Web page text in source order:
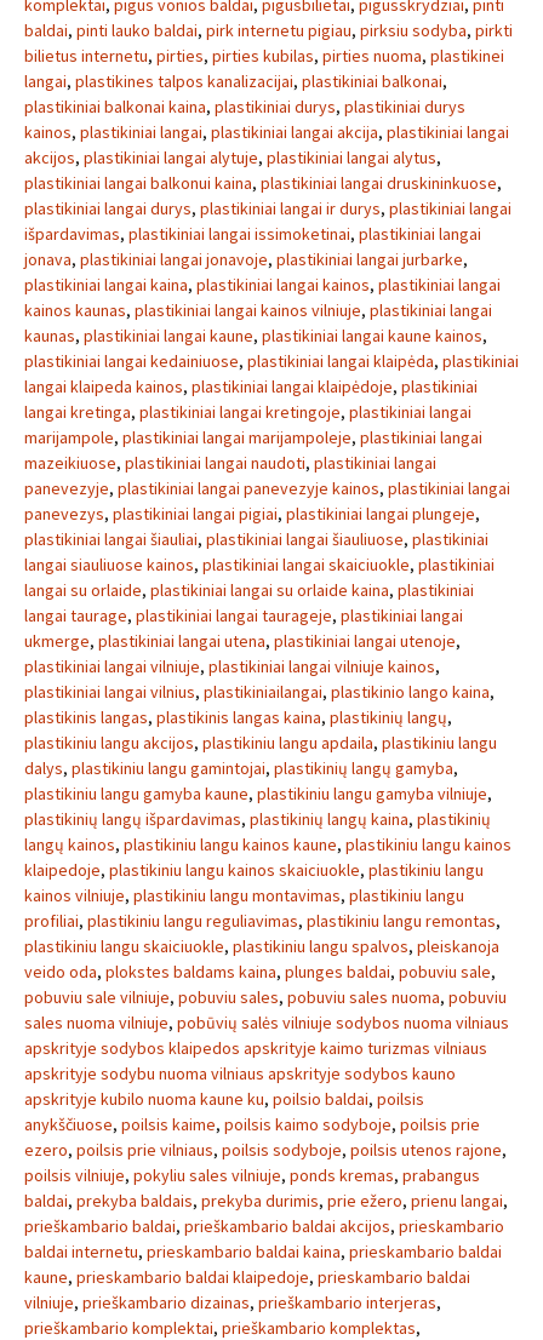
komplektai, pigus vonios baldai, pigusbilietai, pigusskrydziai, pinti
baldai, pinti lauko baldai, pirk internetu pigiau, pirksiu sodyba, pirkti
bilietus internetu, pirties, pirties kubilas, pirties nuoma, plastikinei
langai, plastikines talpos kanalizacijai, plastikiniai balkonai,
plastikiniai balkonai kaina, plastikiniai durys, plastikiniai durys
kainos, plastikiniai langai, plastikiniai langai akcija, plastikiniai langai
akcijos, plastikiniai langai alytuje, plastikiniai langai alytus,
plastikiniai langai balkonui kaina, plastikiniai langai druskininkuose,
plastikiniai langai durys, plastikiniai langai ir durys, plastikiniai langai
išpardavimas, plastikiniai langai issimoketinai, plastikiniai langai
jonava, plastikiniai langai jonavoje, plastikiniai langai jurbarke,
plastikiniai langai kaina, plastikiniai langai kainos, plastikiniai langai
kainos kaunas, plastikiniai langai kainos vilniuje, plastikiniai langai
kaunas, plastikiniai langai kaune, plastikiniai langai kaune kainos,
plastikiniai langai kedainiuose, plastikiniai langai klaipėda, plastikiniai
langai klaipeda kainos, plastikiniai langai klaipėdoje, plastikiniai
langai kretinga, plastikiniai langai kretingoje, plastikiniai langai
marijampole, plastikiniai langai marijampoleje, plastikiniai langai
mazeikiuose, plastikiniai langai naudoti, plastikiniai langai
panevezyje, plastikiniai langai panevezyje kainos, plastikiniai langai
panevezys, plastikiniai langai pigiai, plastikiniai langai plungeje,
plastikiniai langai šiauliai, plastikiniai langai šiauliuose, plastikiniai
langai siauliuose kainos, plastikiniai langai skaiciuokle, plastikiniai
langai su orlaide, plastikiniai langai su orlaide kaina, plastikiniai
langai taurage, plastikiniai langai taurageje, plastikiniai langai
ukmerge, plastikiniai langai utena, plastikiniai langai utenoje,
plastikiniai langai vilniuje, plastikiniai langai vilniuje kainos,
plastikiniai langai vilnius, plastikiniailangai, plastikinio lango kaina,
plastikinis langas, plastikinis langas kaina, plastikinių langų,
plastikiniu langu akcijos, plastikiniu langu apdaila, plastikiniu langu
dalys, plastikiniu langu gamintojai, plastikinių langų gamyba,
plastikiniu langu gamyba kaune, plastikiniu langu gamyba vilniuje,
plastikinių langų išpardavimas, plastikinių langų kaina, plastikinių
langų kainos, plastikiniu langu kainos kaune, plastikiniu langu kainos
klaipedoje, plastikiniu langu kainos skaiciuokle, plastikiniu langu
kainos vilniuje, plastikiniu langu montavimas, plastikiniu langu
profiliai, plastikiniu langu reguliavimas, plastikiniu langu remontas,
plastikiniu langu skaiciuokle, plastikiniu langu spalvos, pleiskanoja
veido oda, plokstes baldams kaina, plunges baldai, pobuviu sale,
pobuviu sale vilniuje, pobuviu sales, pobuviu sales nuoma, pobuviu
sales nuoma vilniuje, pobūvių salės vilniuje sodybos nuoma vilniaus
apskrityje sodybos klaipedos apskrityje kaimo turizmas vilniaus
apskrityje sodybu nuoma vilniaus apskrityje sodybos kauno
apskrityje kubilo nuoma kaune ku, poilsio baldai, poilsis
anykščiuose, poilsis kaime, poilsis kaimo sodyboje, poilsis prie
ezero, poilsis prie vilniaus, poilsis sodyboje, poilsis utenos rajone,
poilsis vilniuje, pokyliu sales vilniuje, ponds kremas, prabangus
baldai, prekyba baldais, prekyba durimis, prie ežero, prienu langai,
prieškambario baldai, prieškambario baldai akcijos, prieskambario
baldai internetu, prieskambario baldai kaina, prieskambario baldai
kaune, prieskambario baldai klaipedoje, prieskambario baldai
vilniuje, prieškambario dizainas, prieškambario interjeras,
prieškambario komplektai, prieškambario komplektas,